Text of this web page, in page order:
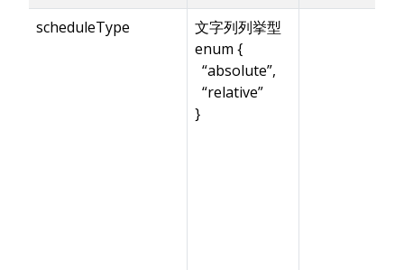
scheduleType
文字列列挙型
enum {
“absolute”,
“relative”
}